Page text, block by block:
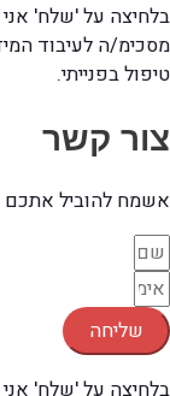
בלחיצה על 'שלח'
מסכימ/ה לעיבוד
טיפול בפנייתי.
צור קשר
אשמח להוביל אתכם
שליחה
בלחיצה על 'שלח'